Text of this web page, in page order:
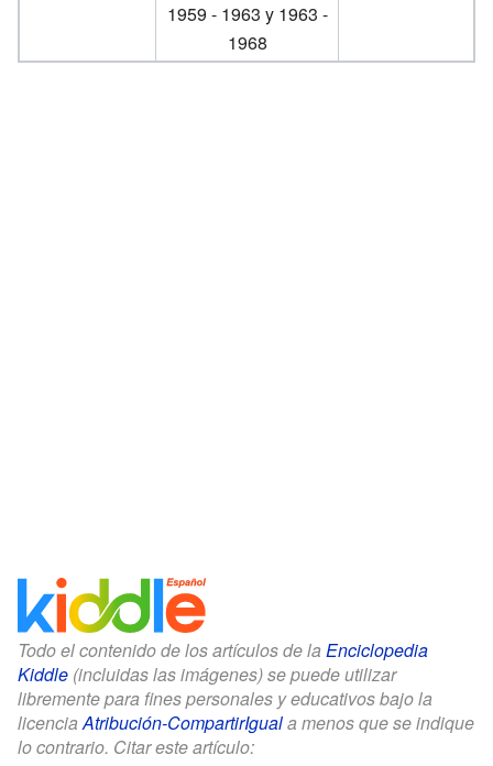
1959 - 1963 y 1963 -
1968
Todo el contenido de los artículos de la Enciclopedia
Kiddle (incluidas las imágenes) se puede utilizar
libremente para fines personales y educativos bajo la
licenciaAtribución-CompartirIguala menos que se indique
lo contrario. Citar este artículo: